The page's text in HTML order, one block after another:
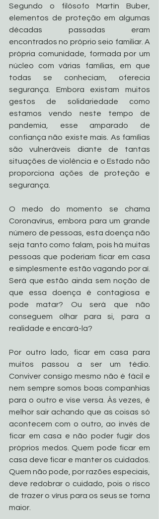
Segundo o filósofo Martin Buber,
elementos de proteção em algumas
décadas passadas eram
encontrados no próprio seio familiar. A
própria comunidade, formada por um
núcleo com várias famílias, em que
todas se conheciam, oferecia
segurança. Embora existam muitos
gestos de solidariedade como
estamos vendo neste tempo de
pandemia, esse amparado de
confiança não existe mais. As famílias
são vulneráveis diante de tantas
situações de violência e o Estado não
proporciona ações de proteção e
segurança.
O medo do momento se chama
Coronavírus, embora para um grande
número de pessoas, esta doença não
seja tanto como falam, pois há muitas
pessoas que poderiam ficar em casa
e simplesmente estão vagando por aí.
Será que estão ainda sem noção de
que essa doença é contagiosa e
pode matar? Ou será que não
conseguem olhar para si, para a
realidade e encará-la?
Por outro lado, ficar em casa para
muitos passou a ser um tédio.
Conviver consigo mesmo não é fácil e
nem sempre somos boas companhias
para o outro e vise versa. Às vezes, é
melhor sair achando que as coisas só
acontecem com o outro, ao invés de
ficar em casa e não poder fugir dos
próprios medos. Quem pode ficar em
casa deve ficar e manter os cuidados.
Quem não pode, por razões especiais,
deve redobrar o cuidado, pois o risco
de trazer o vírus para os seus se torna
maior.